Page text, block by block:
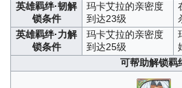
英雄羁绊·韧解
锁条件
玛卡艾拉的亲密度
到达23级
英雄羁绊·力解
锁条件
玛卡艾拉的亲密度
到达25级
可帮助解锁羁